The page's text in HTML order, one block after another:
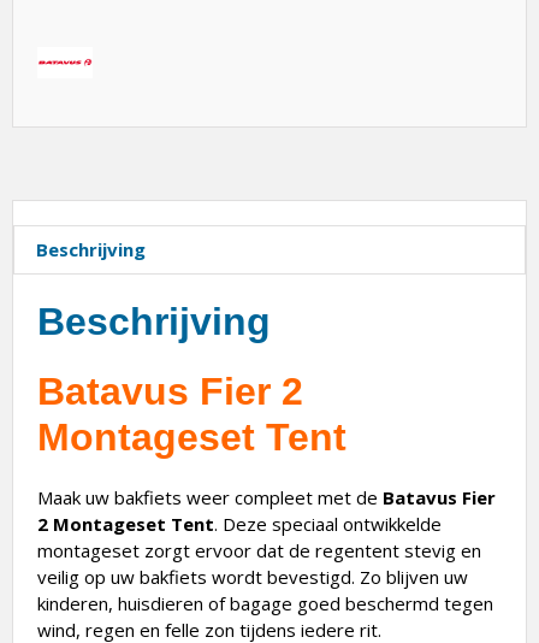
Beschrijving
Beschrijving
Batavus Fier 2
Montageset Tent
Maak uw bakfiets weer compleet met de Batavus Fier
2 Montageset Tent. Deze speciaal ontwikkelde
montageset zorgt ervoor dat de regentent stevig en
veilig op uw bakfiets wordt bevestigd. Zo blijven uw
kinderen, huisdieren of bagage goed beschermd tegen
wind, regen en felle zon tijdens iedere rit.